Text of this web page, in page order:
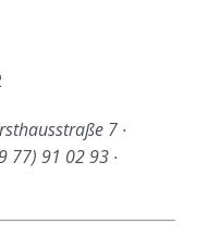
7 ∙
91 02 93 ∙